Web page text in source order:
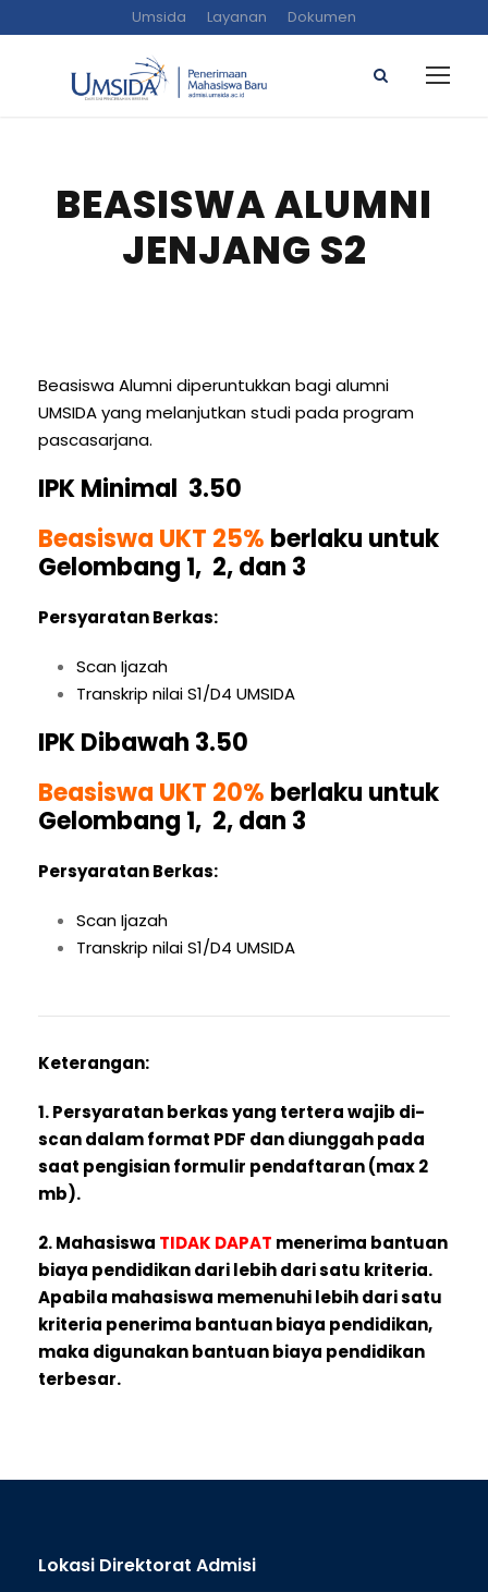
Umsida Layanan Dokumen
BEASISWA ALUMNI
JENJANG S2
Beasiswa Alumni diperuntukkan bagi alumni
UMSIDA yang melanjutkan studi pada program
pascasarjana.
IPK Minimal 3.50
Beasiswa UKT 25% berlaku untuk
Gelombang 1, 2, dan 3
Persyaratan Berkas:
Scan Ijazah
Transkrip nilai S1/D4 UMSIDA
IPK Dibawah 3.50
Beasiswa UKT 20% berlaku untuk
Gelombang 1, 2, dan 3
Persyaratan Berkas:
Scan Ijazah
Transkrip nilai S1/D4 UMSIDA
Keterangan:
1. Persyaratan berkas yang tertera wajib di-
scan dalam format PDF dan diunggah pada
saat pengisian formulir pendaftaran (max 2
mb).
2. Mahasiswa TIDAK DAPAT menerima bantuan
biaya pendidikan dari lebih dari satu kriteria.
Apabila mahasiswa memenuhi lebih dari satu
kriteria penerima bantuan biaya pendidikan,
maka digunakan bantuan biaya pendidikan
terbesar.
Lokasi Direktorat Admisi